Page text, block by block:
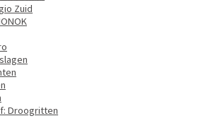
Zuid
Droogritten